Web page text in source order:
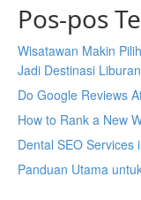
Pos-pos
Wisatawan Makin
Jadi Destinasi
Do Google Reviews
How to Rank a New
Dental SEO Services
Panduan Utama